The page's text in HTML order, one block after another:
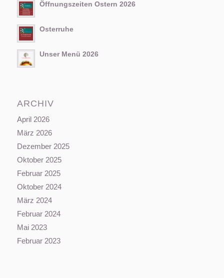
Öffnungszeiten Ostern 2026
Osterruhe
Unser Menü 2026
ARCHIV
April 2026
März 2026
Dezember 2025
Oktober 2025
Februar 2025
Oktober 2024
März 2024
Februar 2024
Mai 2023
Februar 2023